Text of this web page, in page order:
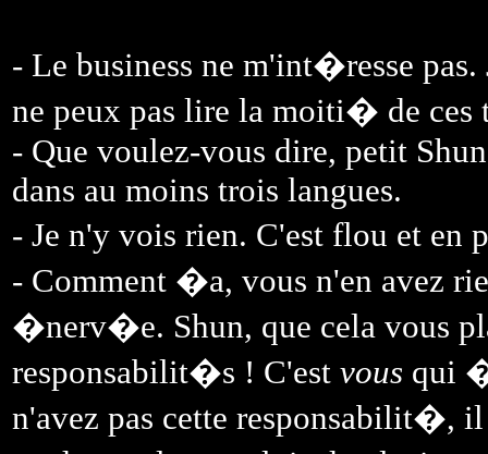
- Le business ne m'int�resse
ne peux pas lire la moiti� de
- Que voulez-vous dire, petit
dans au moins trois langues.
- Je n'y vois rien. C'est flou et
- Comment �a, vous n'en avez
�nerv�e. Shun, que cela vous
responsabilit�s ! C'est vous qui
n'avez pas cette responsabilit�,